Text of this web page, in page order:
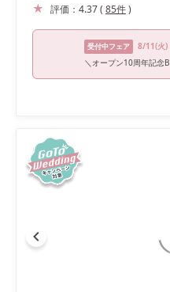
評価： 4.37( 85件)
受付中フェア 8/11(火)